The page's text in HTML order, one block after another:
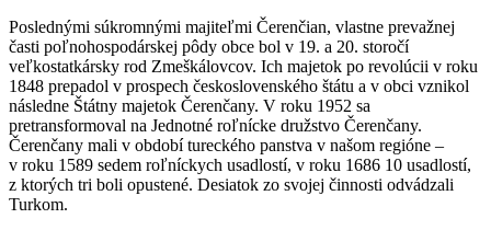
Poslednými súkromnými majiteľmi Čerenčian, vlastne prevažnej
časti poľnohospodárskej pôdy obce bol v 19. a 20. storočí
veľkostatkársky rod Zmeškálovcov. Ich majetok po revolúcii v roku
1848 prepadol v prospech československého štátu a v obci vznikol
následne Štátny majetok Čerenčany. V roku 1952 sa
pretransformoval na Jednotné roľnícke družstvo Čerenčany.
Čerenčany mali v období tureckého panstva v našom regióne –
v roku 1589 sedem roľníckych usadlostí, v roku 1686 10 usadlostí,
z ktorých tri boli opustené. Desiatok zo svojej činnosti odvádzali
Turkom.